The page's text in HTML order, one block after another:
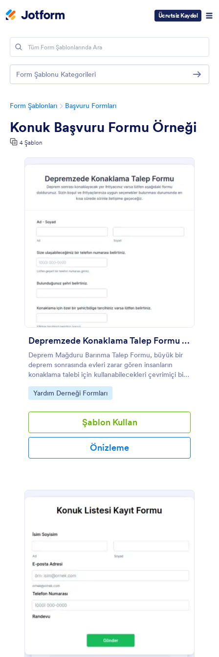
Ücretsiz Kaydol
Form Şablonları Başvuru Formları
Konuk Başvuru Formu Örneği
4 Şablon
Depremzede Konaklama Talep Formu Örneği
Deprem Mağduru Barınma Talep Formu, büyük bir
deprem sonrasında evleri zarar gören insanların
konaklama talebi için kullanabilecekleri çevrimiçi bir
formdur.
Go to Category:
Yardım Derneği Formları
Şablon Kullan
Önizleme
Form Şablonu Kategorileri